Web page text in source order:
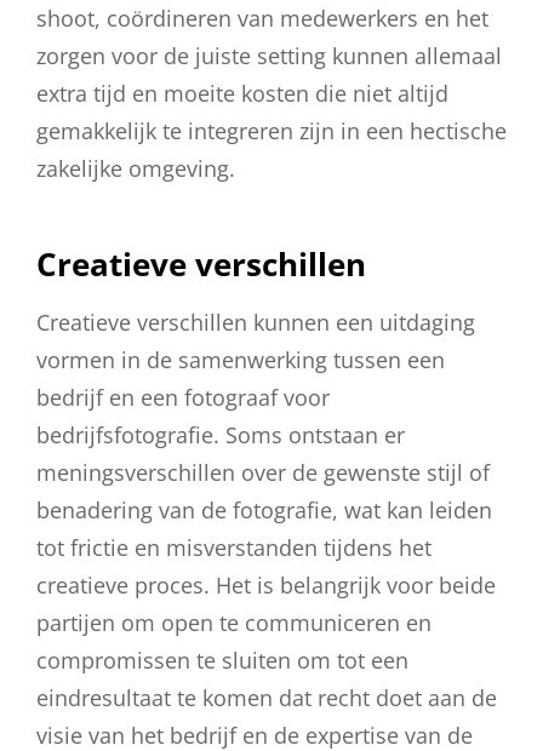
shoot, coördineren van medewerkers en het
zorgen voor de juiste setting kunnen allemaal
extra tijd en moeite kosten die niet altijd
gemakkelijk te integreren zijn in een hectische
zakelijke omgeving.
Creatieve verschillen
Creatieve verschillen kunnen een uitdaging
vormen in de samenwerking tussen een
bedrijf en een fotograaf voor
bedrijfsfotografie. Soms ontstaan er
meningsverschillen over de gewenste stijl of
benadering van de fotografie, wat kan leiden
tot frictie en misverstanden tijdens het
creatieve proces. Het is belangrijk voor beide
partijen om open te communiceren en
compromissen te sluiten om tot een
eindresultaat te komen dat recht doet aan de
visie van het bedrijf en de expertise van de